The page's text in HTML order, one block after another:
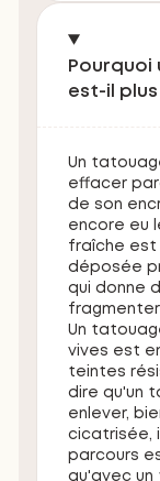
est-il
Un
effacer
de son
encore eu
fraîche est
déposée
qui donne
Un
vives est
teintes
dire qu'un
enlever,
cicatrisée,
parcours
qu'avec un